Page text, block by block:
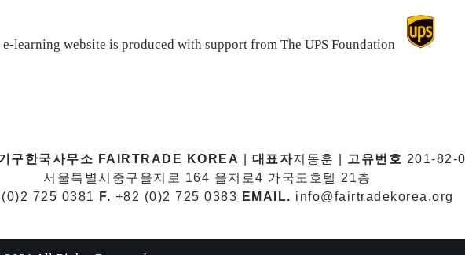
e-learning website is produced with support from The UPS Foundation
구한국사무소 FAIRTRADE KOREA 대표자지동훈 | 고유번호 201-82-
서울특별시중구을지로 164 을지로4 가국도호텔 21층
725 0381 F. +82 (0)2 725 0383 EMAIL. info@fairtradekorea.org